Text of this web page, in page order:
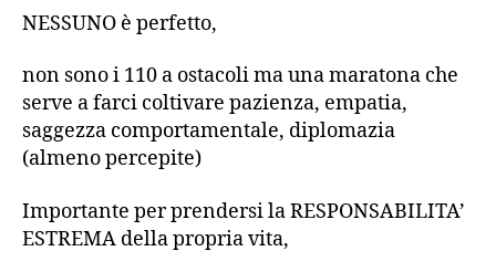
NESSUNO è perfetto,
non sono i 110 a ostacoli ma una maratona che
serve a farci coltivare pazienza, empatia,
saggezza comportamentale, diplomazia
(almeno percepite)
Importante per prendersi la RESPONSABILITA’
ESTREMA della propria vita,